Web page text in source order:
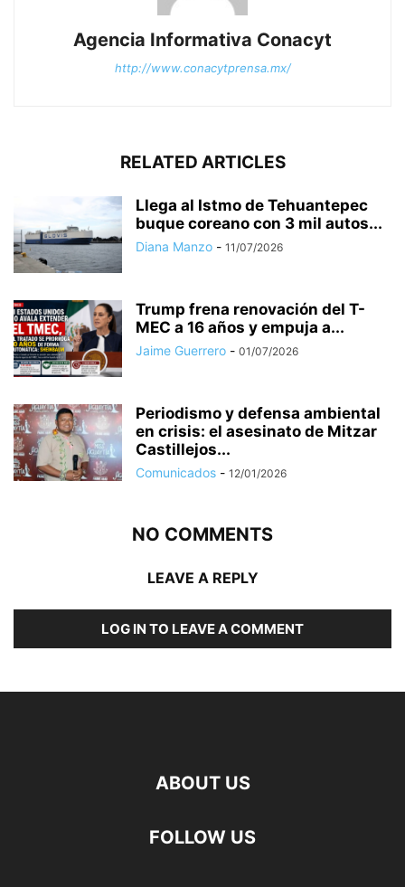
Agencia Informativa Conacyt
http://www.conacytprensa.mx/
RELATED ARTICLES
Llega al Istmo de Tehuantepec
buque coreano con 3 mil autos...
Diana Manzo - 11/07/2026
Trump frena renovación del T-
MEC a 16 años y empuja a...
Jaime Guerrero - 01/07/2026
Periodismo y defensa ambiental
en crisis: el asesinato de Mitzar
Castillejos...
Comunicados - 12/01/2026
NO COMMENTS
LEAVE A REPLY
LOG IN TO LEAVE A COMMENT
ABOUT US
FOLLOW US